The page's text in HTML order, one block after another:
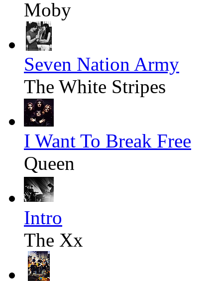
Moby
Seven Nation Army
The White Stripes
I Want To Break Free
Queen
Intro
The Xx